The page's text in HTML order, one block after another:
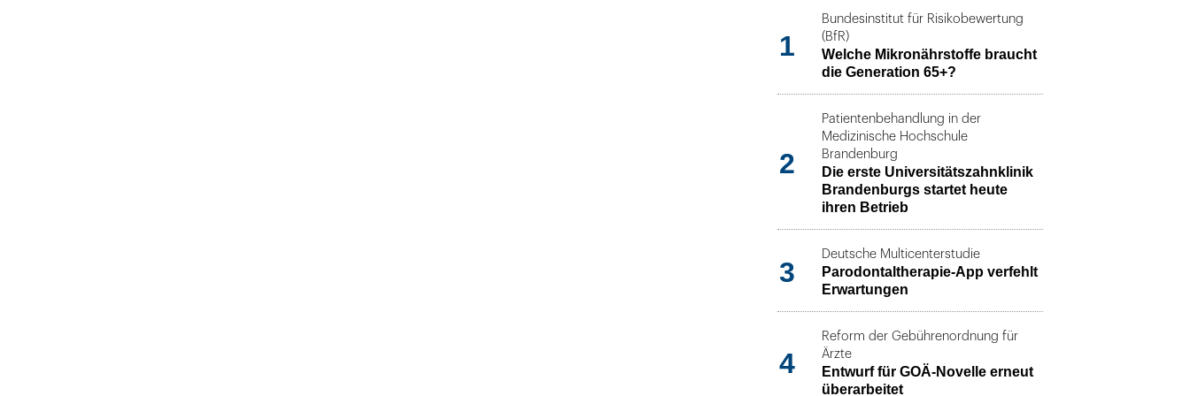
1
Bundesinstitut für Risikobewertung
(BfR)
Welche Mikronährstoffe braucht
die Generation 65+?
2
Patientenbehandlung in der
Medizinische Hochschule
Brandenburg
Die erste Universitätszahnklinik
Brandenburgs startet heute
ihren Betrieb
3
Deutsche Multicenterstudie
Parodontaltherapie-App verfehlt
Erwartungen
4
Reform der Gebührenordnung für
Ärzte
Entwurf für GOÄ-Novelle erneut
überarbeitet